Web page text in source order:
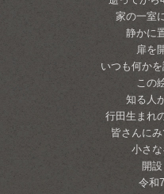
家の一室
静かに
扉を
いつも何かを
この
知る人
行田生まれ
皆さんにみ
小さ
開設
令和